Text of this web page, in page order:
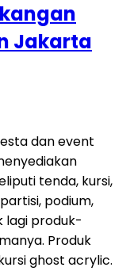
Jakarta
dan event
tenda, kursi,
podium,
lagi produk-
Produk
ghost acrylic.